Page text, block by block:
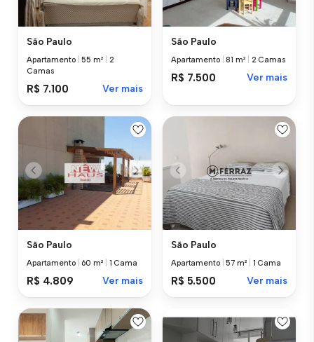
São Paulo
Apartamento |55 m²
2
Camas
R$ 7.100 Ver mais
São Paulo
Apartamento |81 m² 2 Camas
R$ 7.500 Ver mais
São Paulo
Apartamento 60 m² 1 Cama
R$ 4.809 Ver mais
São Paulo
Apartamento |57 m² 1 Cama
R$ 5.500 Ver mais